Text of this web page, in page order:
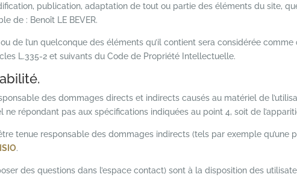
publication, adaptation de tout ou partie des éléments du site,
de : Benoît LE BEVER.
de l’un quelconque des éléments qu’il contient sera considérée
L.335-2 et suivants du Code de Propriété Intellectuelle.
des dommages directs et indirects causés au matériel de
ne répondant pas aux spécifications indiquées au point 4, soit de
tenue responsable des dommages indirects (tels par exemple qu’une
.
des questions dans l’espace contact) sont à la disposition des